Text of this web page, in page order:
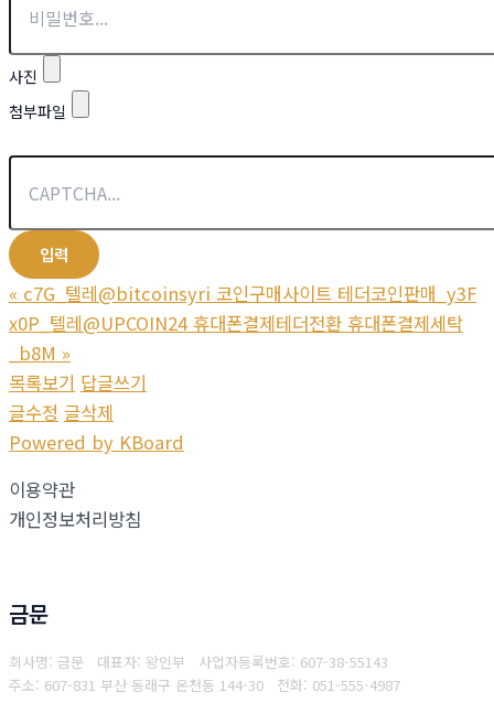
사진
첨부파일
« c7G_텔레@bitcoinsyri 코인구매사이트 테더코인판매_y3F
x0P_텔레@UPCOIN24 휴대폰결제테더전환 휴대폰결제세탁
_b8M »
목록보기 답글쓰기
글수정 글삭제
Powered by KBoard
이용약관
개인정보처리방침
금문
회사명: 금문 대표자: 왕인부 사업자등록번호: 607-38-55143
주소: 607-831 부산 동래구 온천동 144-30 전화: 051-555-4987